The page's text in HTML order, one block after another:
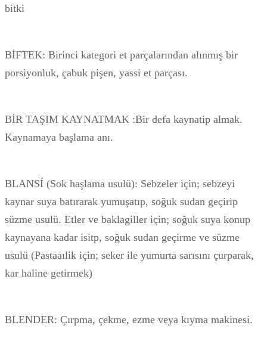
bitki
BİFTEK: Birinci kategori et parçalarından alınmış bir
porsiyonluk, çabuk pişen, yassi et parçası.
BİR TAŞIM KAYNATMAK :Bir defa kaynatip almak.
Kaynamaya başlama anı.
BLANSÍ (Sok haşlama usulü): Sebzeler için; sebzeyi
kaynar suya batırarak yumuşatıp, soğuk sudan geçirip
süzme usulü. Etler ve baklagiller için; soğuk suya konup
kaynayana kadar isitp, soğuk sudan geçirme ve süzme
usulü (Pastaaılik için; seker ile yumurta sarısını çurparak,
kar haline getirmek)
BLENDER: Çırpma, çekme, ezme veya kıyma makinesi.